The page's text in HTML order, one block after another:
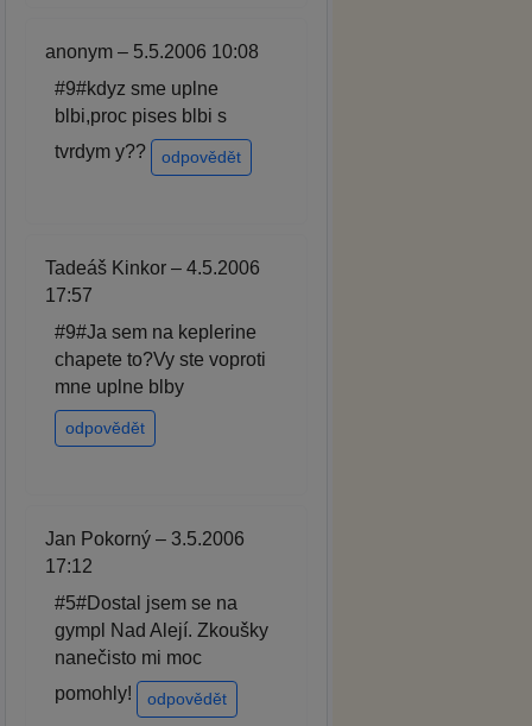
anonym – 5.5.2006 10:08
#9#kdyz sme uplne
blbi,proc pises blbi s
tvrdym y??
odpovědět
Tadeáš Kinkor – 4.5.2006
17:57
#9#Ja sem na keplerine
chapete to?Vy ste voproti
mne uplne blby
odpovědět
Jan Pokorný – 3.5.2006
17:12
#5#Dostal jsem se na
gympl Nad Alejí. Zkoušky
nanečisto mi moc
pomohly!
odpovědět